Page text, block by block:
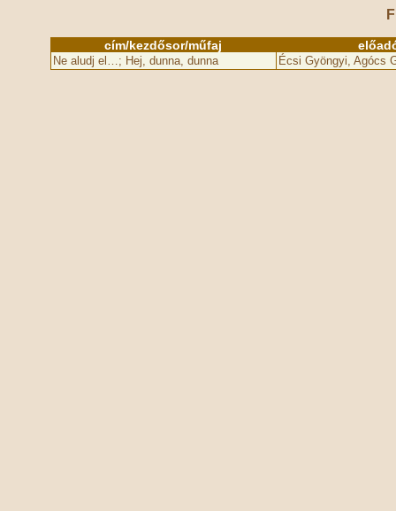
cím/kezdősor/műfaj
Ne aludj el…; Hej, dunna, dunna Écsi Gyöngyi, Agócs